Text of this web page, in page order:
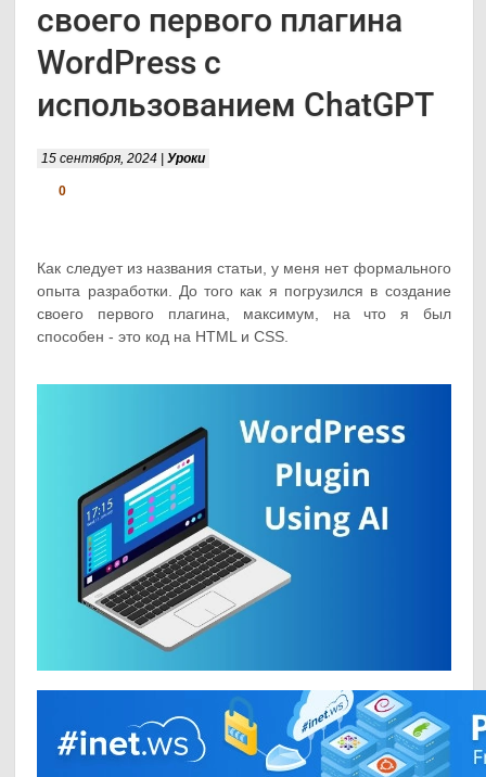
своего первого плагина
WordPress с
использованием ChatGPT
15 сентября, 2024 |Уроки
0
Как следует из названия статьи, у меня нет формального
опыта разработки. До того как я погрузился в создание
своего первого плагина, максимум, на что я был
способен - это код на HTML и CSS.